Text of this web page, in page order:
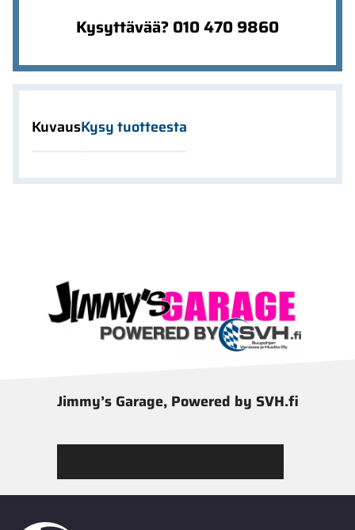
Kysyttävää? 010 470 9860
KuvausKysy tuotteesta
Jimmy’s Garage, Powered by SVH.fi